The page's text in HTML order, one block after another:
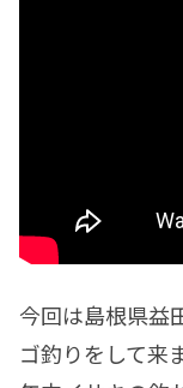
今回は島根県益
ゴ釣りをして来